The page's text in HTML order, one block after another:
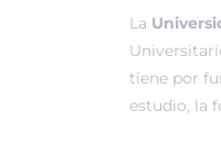
La
tiene por
estudio, la